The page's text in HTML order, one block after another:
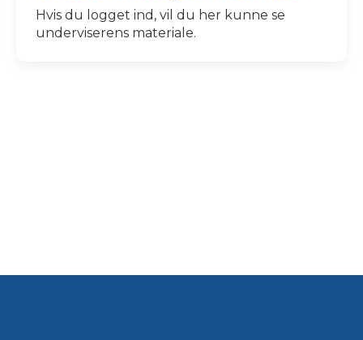
Hvis du logget ind, vil du her kunne se
underviserens materiale.